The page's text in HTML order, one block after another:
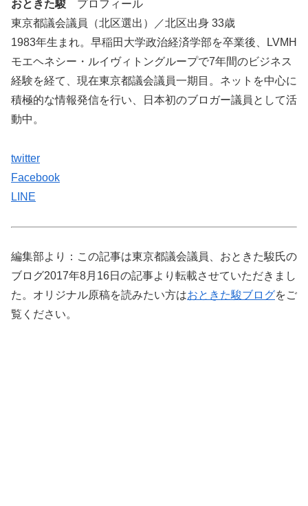
おときた駿 プロフィール
東京都議会議員（北区選出）／北区出身 33歳
1983年生まれ。早稲田大学政治経済学部を卒業後、LVMH
モエヘネシー・ルイヴィトングループで7年間のビジネス
経験を経て、現在東京都議会議員一期目。ネットを中心に
積極的な情報発信を行い、日本初のブロガー議員として活
動中。
twitter
Facebook
LINE
編集部より：この記事は東京都議会議員、おときた駿氏の
ブログ2017年8月16日の記事より転載させていただきまし
た。オリジナル原稿を読みたい方はおときた駿ブログをご
覧ください。